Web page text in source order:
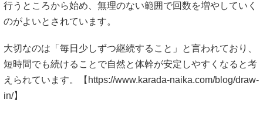
行うところから始め、無理のない範囲で回数を増やしていく
のがよいとされています。
大切なのは「毎日少しずつ継続すること」と言われており、
短時間でも続けることで自然と体幹が安定しやすくなると考
えられています。【 https://www.karada-naika.com/blog/draw-
in/】